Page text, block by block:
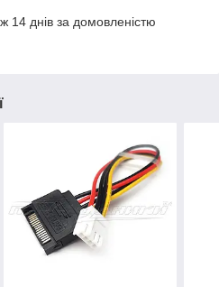
14 днів за домовленістю